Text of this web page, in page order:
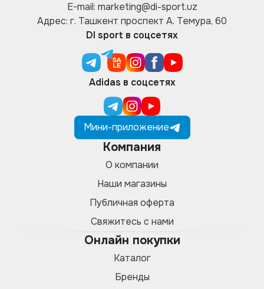
E-mail: marketing@di-sport.uz
Адрес: г. Ташкент проспект А. Темура, 60
DI sport в соцсетях
Adidas в соцсетях
Мини-приложение
Компания
О компании
Наши магазины
Публичная оферта
Свяжитесь с нами
Онлайн покупки
Каталог
Бренды